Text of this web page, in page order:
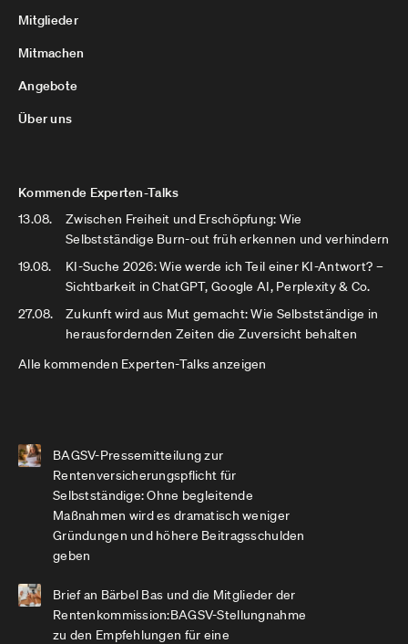
Mitglieder
Mitmachen
Angebote
Über uns
Kommende Experten-Talks
13.08.
Zwischen Freiheit und Erschöpfung: Wie
Selbstständige Burn-out früh erkennen und verhindern
19.08.
KI-Suche 2026: Wie werde ich Teil einer KI-Antwort? –
Sichtbarkeit in ChatGPT, Google AI, Perplexity & Co.
27.08.
Zukunft wird aus Mut gemacht: Wie Selbstständige in
herausfordernden Zeiten die Zuversicht behalten
Alle kommenden Experten-Talks anzeigen
BAGSV-Pressemitteilung zur
Rentenversicherungspflicht für
Selbstständige: Ohne begleitende
Maßnahmen wird es dramatisch weniger
Gründungen und höhere Beitragsschulden
geben
Brief an Bärbel Bas und die Mitglieder der
Rentenkommission:BAGSV-Stellungnahme
zu den Empfehlungen für eine